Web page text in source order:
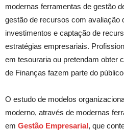
modernas ferramentas de gestão
gestão de recursos com avaliação
investimentos e captação de
estratégias empresariais.
em tesouraria ou pretendam obter
de Finanças fazem parte do
O estudo de modelos
moderno, através de modernas
em Gestão Empresarial, que